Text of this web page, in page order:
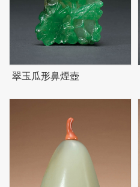
翠玉瓜形鼻煙壺